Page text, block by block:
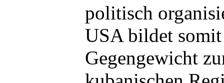
politisch
USA bildet
Gegengewicht